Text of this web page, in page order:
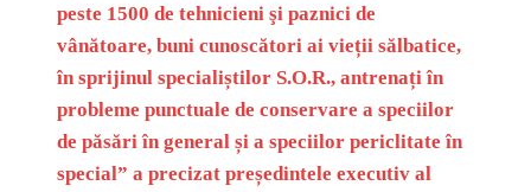
peste 1500 de tehnicieni şi paznici de
vânătoare, buni cunoscători ai vieții sălbatice,
în sprijinul specialiștilor S.O.R., antrenați în
probleme punctuale de conservare a speciilor
de păsări în general și a speciilor periclitate în
special” a precizat președintele executiv al